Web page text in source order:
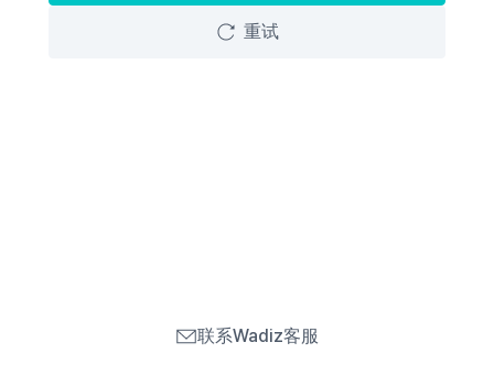
重试
联系Wadiz客服